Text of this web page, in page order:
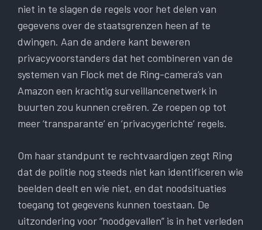
niet in te slagen de regels voor het delen van
gegevens over de staatsgrenzen heen af ​​te
dwingen. Aan de andere kant beweren
privacyvoorstanders dat het combineren van de
systemen van Flock met de Ring-camera’s van
Amazon een krachtig surveillancenetwerk in
buurten zou kunnen creëren. Ze roepen op tot
meer ‘transparante’ en ‘privacygerichte’ regels.
Om haar standpunt te rechtvaardigen zegt Ring
dat de politie nog steeds niet kan identificeren wie
beelden deelt en wie niet, en dat noodsituaties
toegang tot gegevens kunnen toestaan. De
uitzondering voor “noodgevallen” is in het verleden